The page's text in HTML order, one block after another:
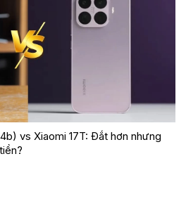
vs Xiaomi 17T: Đắt hơn nhưng